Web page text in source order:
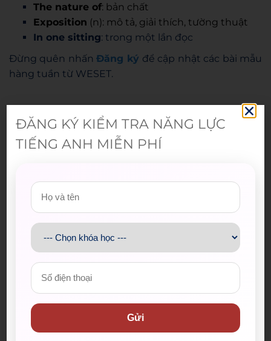
The nature of: bản chất
Exposition (n): mô tả, giải thích, tường thuật
In one sitting: trong một lần đọc
Đừng quên nhấnĐăng ký để cập nhật các bài mẫu
hàng tuần từ WESET.
ĐĂNG KÝ KIỂM TRA NĂNG LỰC
TIẾNG ANH MIỄN PHÍ
Gửi